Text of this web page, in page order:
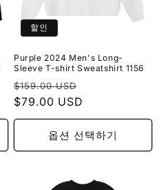
할인
Purple 2024 Men's Long-
Sleeve T-shirt Sweatshirt 1156
정
가
$159.00 USD
가
$79.00 USD
옵션 선택하기